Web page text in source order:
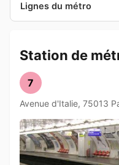
Lignes du métro
Station de
7
Avenue d'Italie, 75013